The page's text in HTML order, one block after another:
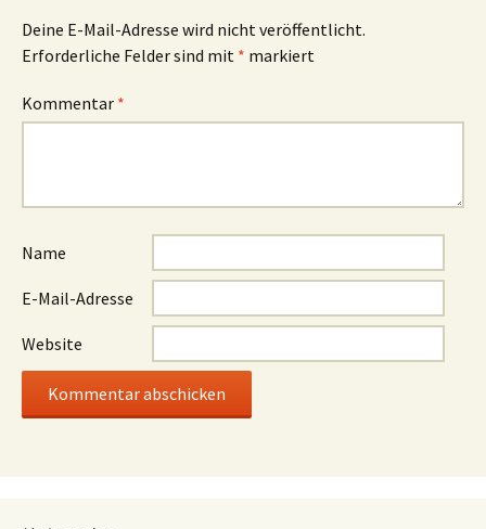
Deine E-Mail-Adresse wird nicht veröffentlicht.
Erforderliche Felder sind mit * markiert
Kommentar *
Name
E-Mail-Adresse
Website